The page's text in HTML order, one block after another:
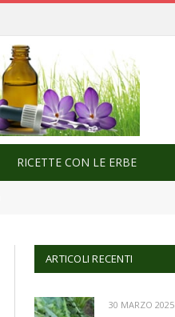
RICETTE CON LE ERBE
ARTICOLI RECENTI
30 MARZO 2025